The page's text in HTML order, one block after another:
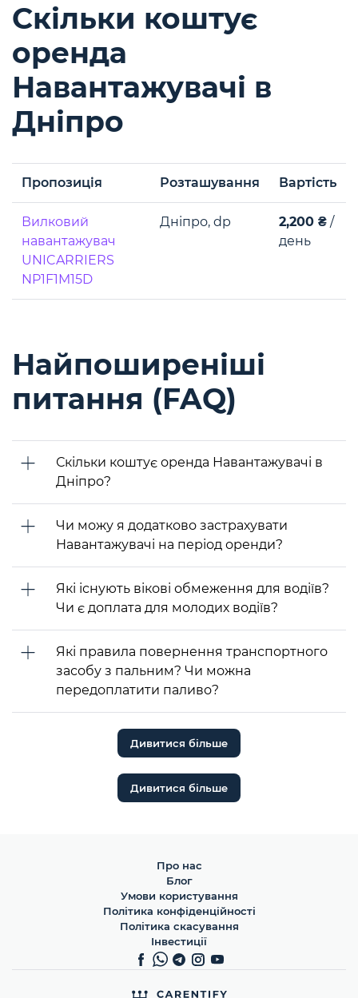
Скільки коштує
оренда
Навантажувачі в
Дніпро
Пропозиція Розташування Вартість
Вилковий
навантажувач
UNICARRIERS
NP1F1M15D
Дніпро, dp 2,200 ₴ /
день
Найпоширеніші
питання (FAQ)
Скільки коштує оренда Навантажувачі в
Дніпро?
Чи можу я додатково застрахувати
Навантажувачі на період оренди?
Які існують вікові обмеження для водіїв?
Чи є доплата для молодих водіїв?
Які правила повернення транспортного
засобу з пальним? Чи можна
передоплатити паливо?
Дивитися більше
Дивитися більше
Про нас
Блог
Умови користування
Політика конфіденційності
Політика скасування
Інвестиції